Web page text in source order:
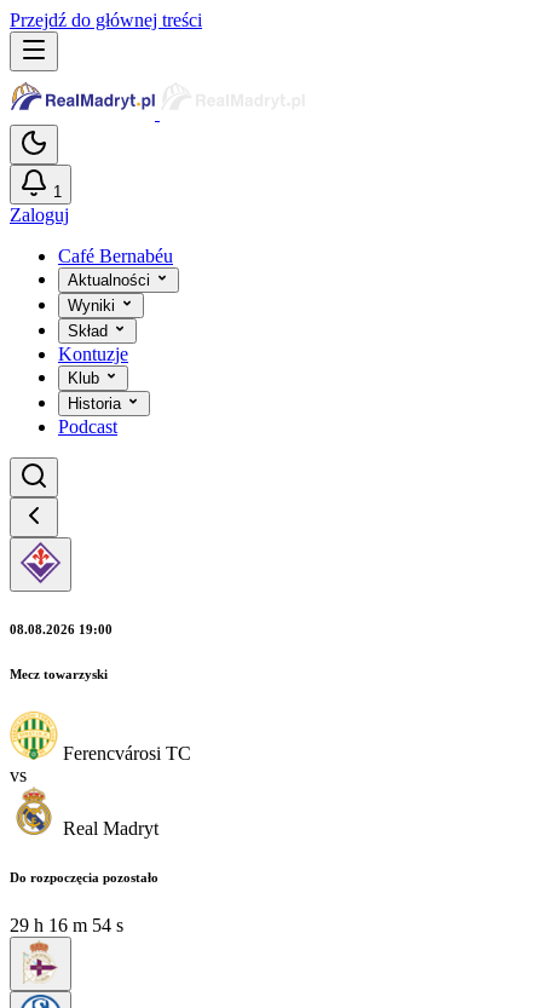
Przejdź do głównej treści
1
Zaloguj
Café Bernabéu
Aktualności
Wyniki
Skład
Kontuzje
Klub
Historia
Podcast
08.08.2026 19:00
Mecz towarzyski
Ferencvárosi TC
vs
Real Madryt
Do rozpoczęcia pozostało
29 h 16 m 53 s